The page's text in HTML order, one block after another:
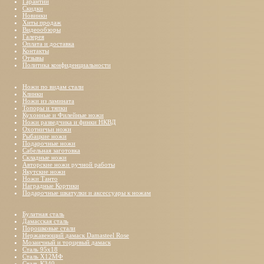
Скидки
Новинки
Хиты продаж
Видеообзоры
Галерея
Оплата и доставка
Контакты
Отзывы
Политика конфиденциальности
Ножи по видам стали
Клинки
Ножи из ламината
Топоры и тяпки
Кухонные и Филейные ножи
Ножи разведчика и финки НКВД
Охотничьи ножи
Рыбацкие ножи
Подарочные ножи
Сабельная заготовка
Складные ножи
Авторские ножи ручной работы
Якутские ножи
Ножи Танто
Наградные Кортики
Подарочные шкатулки и аксессуары к ножам
Булатная сталь
Дамасская сталь
Порошковые стали
Нержавеющий дамаск Damasteel Rose
Мозаичный и торцевый дамаск
Сталь 95х18
Сталь Х12МФ